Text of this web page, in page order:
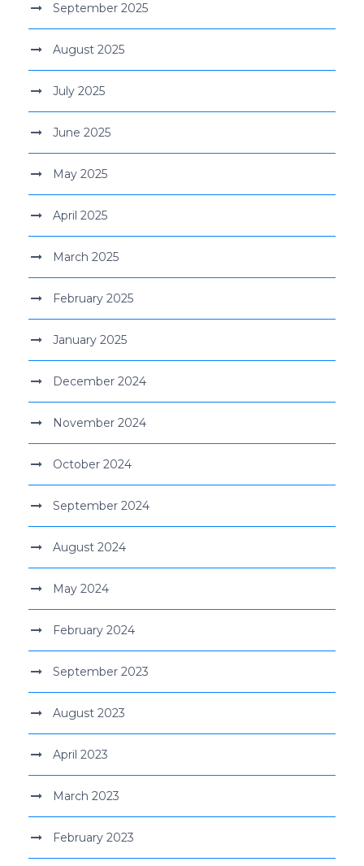
September 2025
August 2025
July 2025
June 2025
May 2025
April 2025
March 2025
February 2025
January 2025
December 2024
November 2024
October 2024
September 2024
August 2024
May 2024
February 2024
September 2023
August 2023
April 2023
March 2023
February 2023